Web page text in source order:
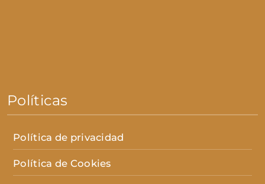
Políticas
Política de privacidad
Política de Cookies